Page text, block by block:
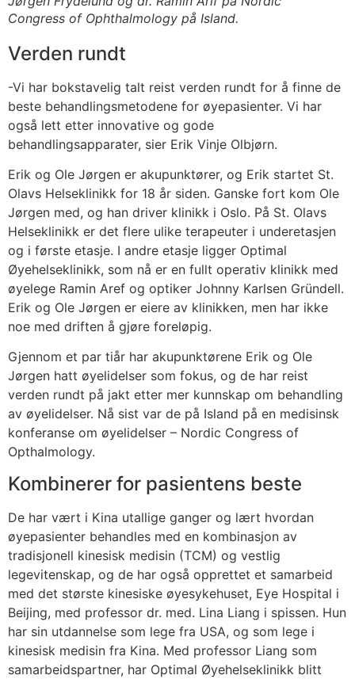
Congress of Ophthalmology på Island.
Verden rundt
-Vi har bokstavelig talt reist verden rundt for å finne de
beste behandlingsmetodene for øyepasienter. Vi har
også lett etter innovative og gode
behandlingsapparater, sier Erik Vinje Olbjørn.
Erik og Ole Jørgen er akupunktører, og Erik startet St.
Olavs Helseklinikk for 18 år siden. Ganske fort kom Ole
Jørgen med, og han driver klinikk i Oslo. På St. Olavs
Helseklinikk er det flere ulike terapeuter i underetasjen
og i første etasje. I andre etasje ligger Optimal
Øyehelseklinikk, som nå er en fullt operativ klinikk med
øyelege Ramin Aref og optiker Johnny Karlsen Gründell.
Erik og Ole Jørgen er eiere av klinikken, men har ikke
noe med driften å gjøre foreløpig.
Gjennom et par tiår har akupunktørene Erik og Ole
Jørgen hatt øyelidelser som fokus, og de har reist
verden rundt på jakt etter mer kunnskap om behandling
av øyelidelser. Nå sist var de på Island på en medisinsk
konferanse om øyelidelser – Nordic Congress of
Opthalmology.
Kombinerer for pasientens beste
De har vært i Kina utallige ganger og lært hvordan
øyepasienter behandles med en kombinasjon av
tradisjonell kinesisk medisin (TCM) og vestlig
legevitenskap, og de har også opprettet et samarbeid
med det største kinesiske øyesykehuset, Eye Hospital i
Beijing, med professor dr. med. Lina Liang i spissen. Hun
har sin utdannelse som lege fra USA, og som lege i
kinesisk medisin fra Kina. Med professor Liang som
samarbeidspartner, har Optimal Øyehelseklinikk blitt